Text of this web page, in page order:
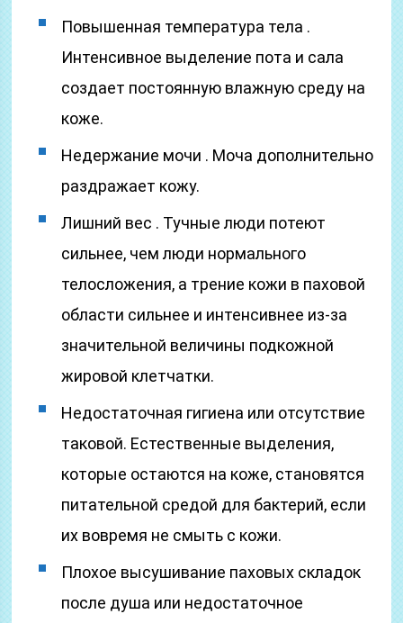
Повышенная температура тела .
Интенсивное выделение пота и сала
создает постоянную влажную среду на
коже.
Недержание мочи . Моча дополнительно
раздражает кожу.
Лишний вес . Тучные люди потеют
сильнее, чем люди нормального
телосложения, а трение кожи в паховой
области сильнее и интенсивнее из-за
значительной величины подкожной
жировой клетчатки.
Недостаточная гигиена или отсутствие
таковой. Естественные выделения,
которые остаются на коже, становятся
питательной средой для бактерий, если
их вовремя не смыть с кожи.
Плохое высушивание паховых складок
после душа или недостаточное